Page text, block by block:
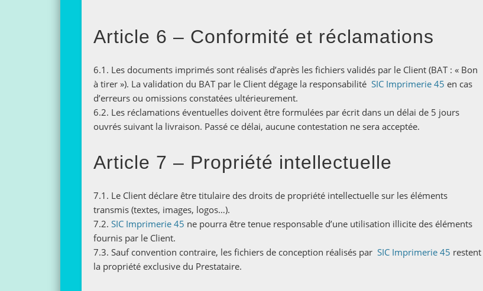
Article 6 – Conformité et réclamations
6.1. Les documents imprimés sont réalisés d’après les fichiers validés par le Client (BAT : « Bon
à tirer »). La validation du BAT par le Client dégage la responsabilitéSIC Imprimerie 45 en cas
d’erreurs ou omissions constatées ultérieurement.
6.2. Les réclamations éventuelles doivent être formulées par écrit dans un délai de 5 jours
ouvrés suivant la livraison. Passé ce délai, aucune contestation ne sera acceptée.
Article 7 – Propriété intellectuelle
7.1. Le Client déclare être titulaire des droits de propriété intellectuelle sur les éléments
transmis (textes, images, logos…).
7.2.SIC Imprimerie 45 ne pourra être tenue responsable d’une utilisation illicite des éléments
fournis par le Client.
7.3. Sauf convention contraire, les fichiers de conception réalisés parSIC Imprimerie 45 restent
la propriété exclusive du Prestataire.